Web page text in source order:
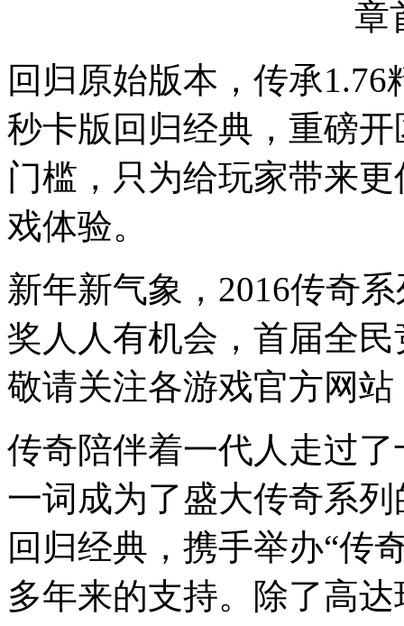
回归原始版本，传承
秒卡版回归经典，重磅
门槛，只为给玩家带来
戏体验。
新年新气象，2016传奇
奖人人有机会，首届全
敬请关注各游戏官方网站
传奇陪伴着一代人走过
一词成为了盛大传奇系
回归经典，携手举办“传
多年来的支持。除了高